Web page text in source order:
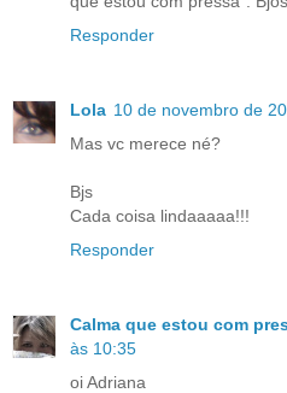
Responder
Lola 10 de novembro de
Mas vc merece né?
Bjs
Cada coisa lindaaaaa!!!
Responder
Calma que estou com
às 10:35
oi Adriana